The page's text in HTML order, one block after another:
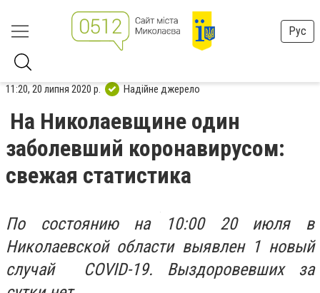
Рус
11:20, 20 липня 2020 р. Надійне джерело
На Николаевщине один
заболевший коронавирусом:
свежая статистика
По состоянию на 10:00 20 июля в
Николаевской области выявлен 1 новый
случай COVID-19. Выздоровевших за